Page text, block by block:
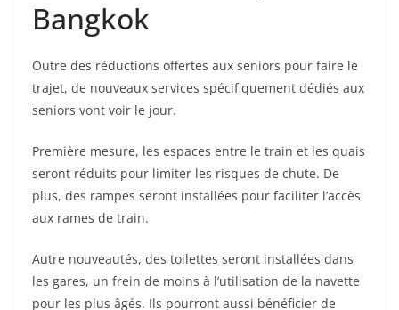
Bangkok
Outre des réductions offertes aux seniors pour faire le
trajet, de nouveaux services spécifiquement dédiés aux
seniors vont voir le jour.
Première mesure, les espaces entre le train et les quais
seront réduits pour limiter les risques de chute. De
plus, des rampes seront installées pour faciliter l’accès
aux rames de train.
Autre nouveautés, des toilettes seront installées dans
les gares, un frein de moins à l’utilisation de la navette
pour les plus âgés. Ils pourront aussi bénéficier de